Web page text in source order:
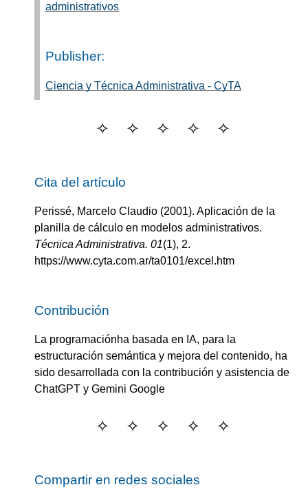
administrativos
Publisher:
Ciencia y Técnica Administrativa - CyTA
Cita del artículo
Perissé, Marcelo Claudio (2001). Aplicación de la
planilla de cálculo en modelos administrativos.
Técnica Administrativa. 01(1), 2.
https://www.cyta.com.ar/ta0101/excel.htm
Contribución
La programaciónha basada en IA, para la
estructuración semántica y mejora del contenido, ha
sido desarrollada con la contribución y asistencia de
ChatGPT y Gemini Google
Compartir en redes sociales